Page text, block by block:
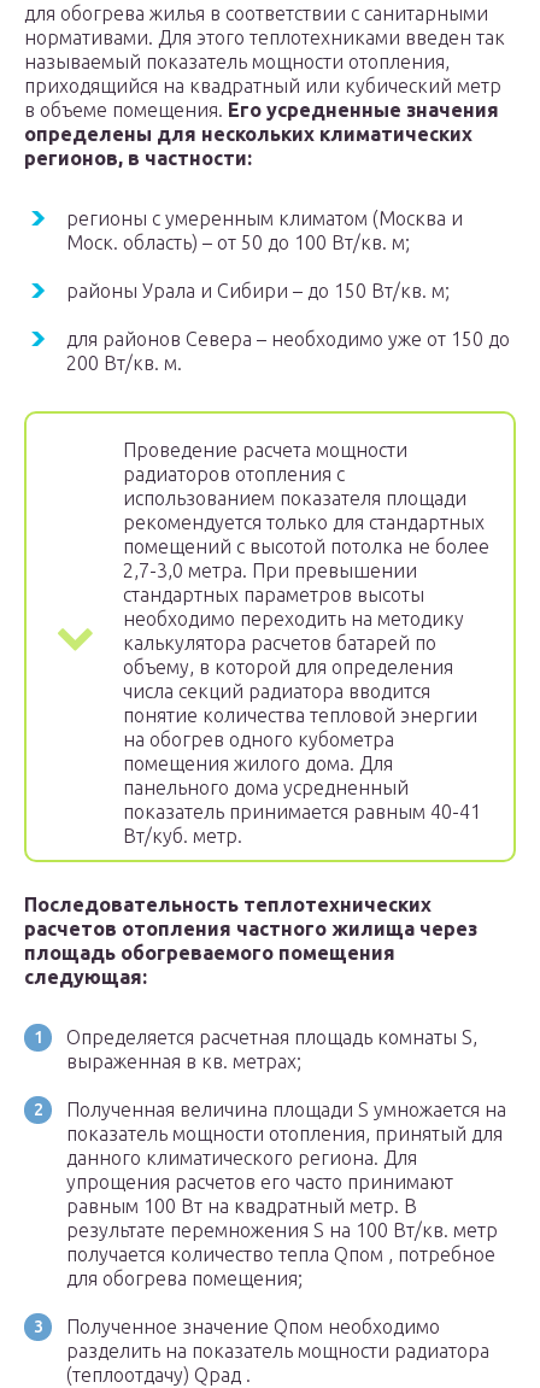
для обогрева жилья в соответствии с санитарными
нормативами. Для этого теплотехниками введен так
называемый показатель мощности отопления,
приходящийся на квадратный или кубический метр
в объеме помещения. Его усредненные значения
определены для нескольких климатических
регионов, в частности:
регионы с умеренным климатом (Москва и
Моск. область) – от 50 до 100 Вт/кв. м;
районы Урала и Сибири – до 150 Вт/кв. м;
для районов Севера – необходимо уже от 150 до
200 Вт/кв. м.
Проведение расчета мощности
радиаторов отопления с
использованием показателя площади
рекомендуется только для стандартных
помещений с высотой потолка не более
2,7-3,0 метра. При превышении
стандартных параметров высоты
необходимо переходить на методику
калькулятора расчетов батарей по
объему, в которой для определения
числа секций радиатора вводится
понятие количества тепловой энергии
на обогрев одного кубометра
помещения жилого дома. Для
панельного дома усредненный
показатель принимается равным 40-41
Вт/куб. метр.
Последовательность теплотехнических
расчетов отопления частного жилища через
площадь обогреваемого помещения
следующая:
Определяется расчетная площадь комнаты S,
выраженная в кв. метрах;
Полученная величина площади S умножается на
показатель мощности отопления, принятый для
данного климатического региона. Для
упрощения расчетов его часто принимают
равным 100 Вт на квадратный метр. В
результате перемножения S на 100 Вт/кв. метр
получается количество тепла Qпом , потребное
для обогрева помещения;
Полученное значение Qпом необходимо
разделить на показатель мощности радиатора
(теплоотдачу) Qрад .